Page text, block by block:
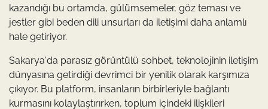
kazandığı bu ortamda, gülümsemeler, göz teması ve
jestler gibi beden dili unsurları da iletişimi daha anlamlı
hale getiriyor.
Sakarya'da parasız görüntülü sohbet, teknolojinin iletişim
dünyasına getirdiği devrimci bir yenilik olarak karşımıza
çıkıyor. Bu platform, insanların birbirleriyle bağlantı
kurmasını kolaylaştırırken, toplum içindeki ilişkileri